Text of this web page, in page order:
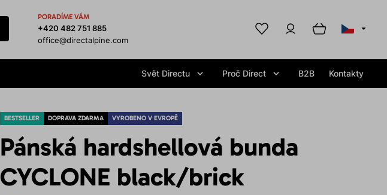
PORADÍME VÁM
+420 482 751 885
office@directalpine.com
Svět Directu Proč Direct B2B Kontakty
BESTSELLER DOPRAVA ZDARMA VYROBENO V EVROPĚ
Pánská hardshellová bunda
CYCLONE black/brick